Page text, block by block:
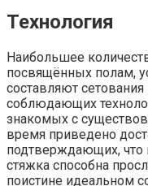
Технология
Наибольшее
посвящённых полам,
составляют
соблюдающих
знакомых с
время приведено
подтверждающих, что
стяжка способна
поистине идеальном